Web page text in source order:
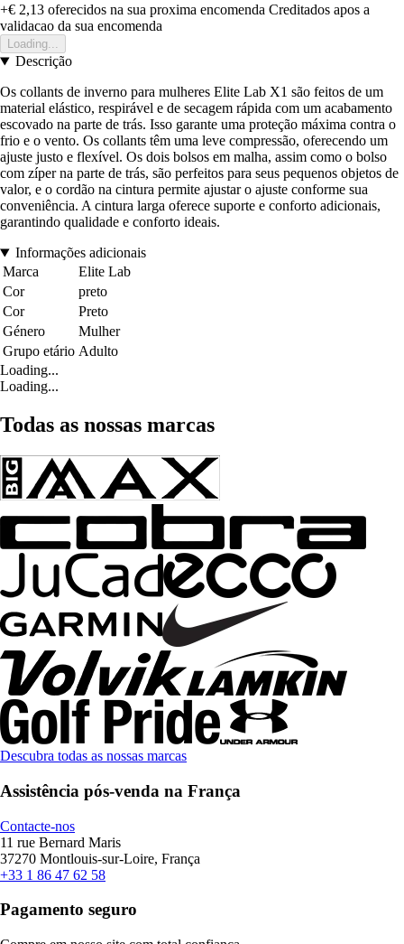
+€ 2,13 oferecidos na sua proxima encomenda Creditados apos a
validacao da sua encomenda
Loading...
Descrição
Os collants de inverno para mulheres Elite Lab X1 são feitos de um
material elástico, respirável e de secagem rápida com um acabamento
escovado na parte de trás. Isso garante uma proteção máxima contra o
frio e o vento. Os collants têm uma leve compressão, oferecendo um
ajuste justo e flexível. Os dois bolsos em malha, assim como o bolso
com zíper na parte de trás, são perfeitos para seus pequenos objetos de
valor, e o cordão na cintura permite ajustar o ajuste conforme sua
conveniência. A cintura larga oferece suporte e conforto adicionais,
garantindo qualidade e conforto ideais.
Informações adicionais
Marca
Elite Lab
Cor
preto
Cor
Preto
Género
Mulher
Grupo etário Adulto
Loading...
Loading...
Todas as nossas marcas
Descubra todas as nossas marcas
Assistência pós-venda na França
Contacte-nos
11 rue Bernard Maris
37270 Montlouis-sur-Loire, França
+33 1 86 47 62 58
Pagamento seguro